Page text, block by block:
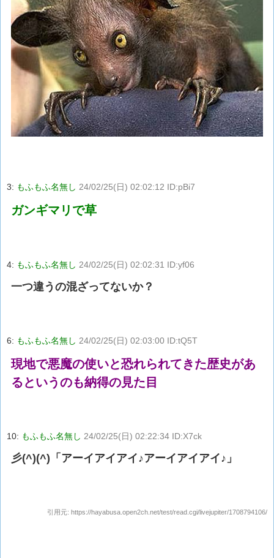
3: もふもふ名無し 24/02/25(日) 02:02:12 ID:pBi7
ガンギマリで草
4: もふもふ名無し 24/02/25(日) 02:02:31 ID:yf06
一つ違うの混ざってないか？
6: もふもふ名無し 24/02/25(日) 02:03:00 ID:tQ5T
現地で悪魔の使いと恐れられてきた歴史があ
るというのも納得の見た目
10: もふもふ名無し 24/02/25(日) 02:22:34 ID:X7ck
彡(^)(^)「アーイアイアイ♪アーイアイアイ♪」
引用元: https://hayabusa.open2ch.net/test/read.cgi/livejupiter/1708794106/